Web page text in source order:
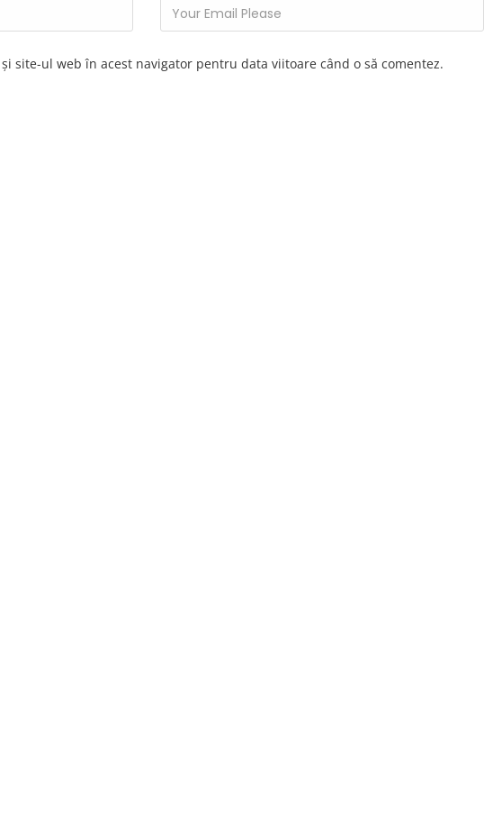
site-ul web în acest navigator pentru data viitoare când o să comentez.